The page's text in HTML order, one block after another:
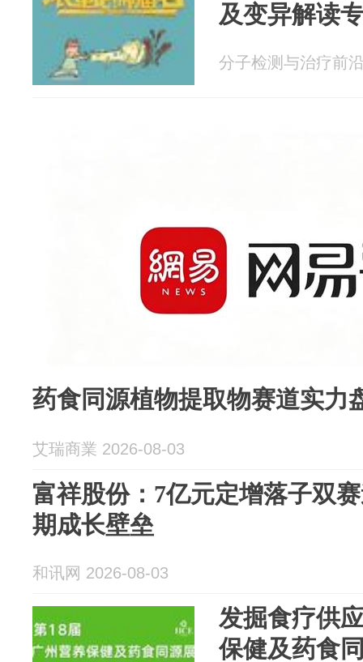
及变异解读
分子检测与治疗前
药食同源植物提取物赛道实力
艾瑞商業 2026-08-03
富祥股份：7亿元定增落子双
期成长壁垒
和讯网 2026-08-03
发掘食疗供
保健及药食